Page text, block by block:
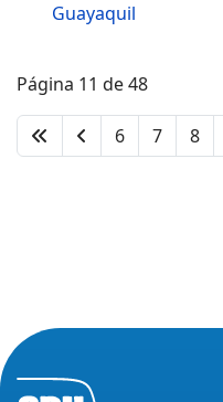
Guayaquil
Página 11 de 48
6 7 8